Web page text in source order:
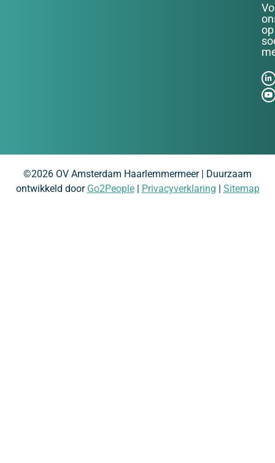
op
©2026 OV Amsterdam Haarlemmermeer | Duurzaam
ontwikkeld door Go2People| Privacyverklaring | Sitemap